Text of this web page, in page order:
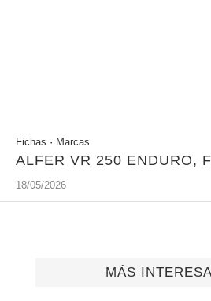
Fichas · Marcas
ALFER VR 250 ENDURO,
18/05/2026
MÁS